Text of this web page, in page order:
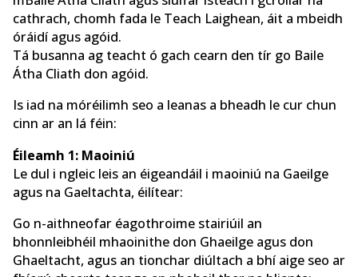
cathrach, chomh fada le Teach Laighean, áit a mbeidh
óráidí agus agóid.
Tá busanna ag teacht ó gach cearn den tír go Baile
Átha Cliath don agóid.
Is iad na móréilimh seo a leanas a bheadh le cur chun
cinn ar an lá féin:
Éileamh 1: Maoiniú
Le dul i ngleic leis an éigeandáil i maoiniú na Gaeilge
agus na Gaeltachta, éilítear:
Go n-aithneofar éagothroime stairiúil an
bhonnleibhéil mhaoinithe don Ghaeilge agus don
Ghaeltacht, agus an tionchar diúltach a bhí aige seo ar